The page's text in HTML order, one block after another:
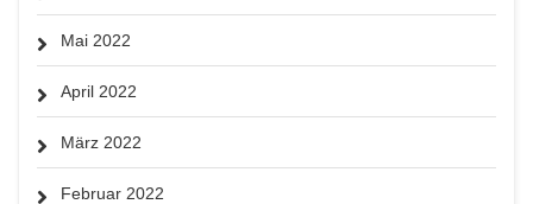
Mai 2022
April 2022
März 2022
Februar 2022